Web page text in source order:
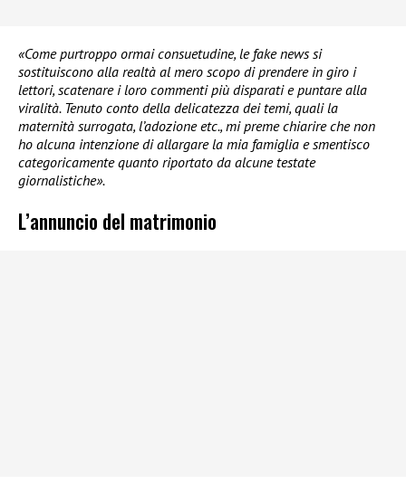
«Come purtroppo ormai consuetudine, le fake news si
sostituiscono alla realtà al mero scopo di prendere in giro i
lettori, scatenare i loro commenti più disparati e puntare alla
viralità. Tenuto conto della delicatezza dei temi, quali la
maternità surrogata, l’adozione etc., mi preme chiarire che non
ho alcuna intenzione di allargare la mia famiglia e smentisco
categoricamente quanto riportato da alcune testate
giornalistiche».
L’annuncio del matrimonio